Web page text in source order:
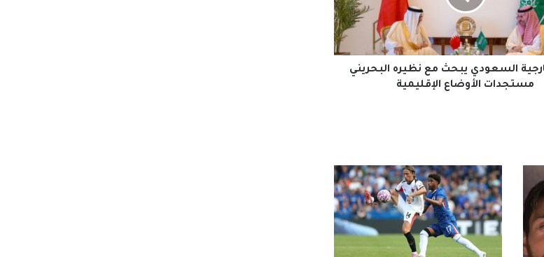
السعودي يبحث مع نظيره البحريني
مستجدات الأوضاع الإقليمية